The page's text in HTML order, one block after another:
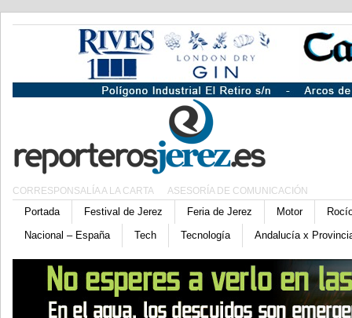
CORRESPONSALÍA A LA CARTA ASESORÍA DE COMUNICACIÓN
Portada Festival de Jerez Feria de Jerez Motor
Nacional – España
Tech Tecnología Andalucía x